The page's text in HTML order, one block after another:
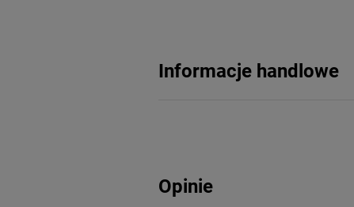
Informacje handlowe
Opinie